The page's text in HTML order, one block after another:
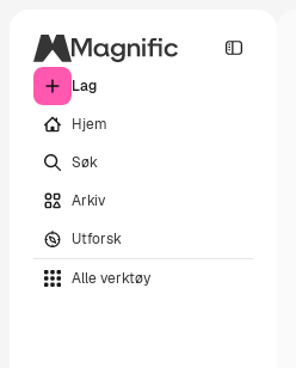
Lag
Hjem
Søk
Arkiv
Utforsk
Alle verktøy